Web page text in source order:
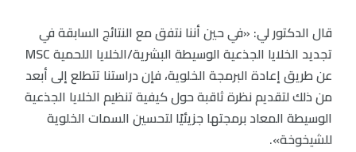
قال الدكتور لي: «في حين أننا نتفق مع النتائج السابقة في
تجديد الخلايا الجذعية الوسيطة البشرية/الخلايا اللحمية MSC
عن طريق إعادة البرمجة الخلوية، فإن دراستنا تتطلع إلى أبعد
من ذلك لتقديم نظرة ثاقبة حول كيفية تنظيم الخلايا الجذعية
الوسيطة المعاد برمجتها جزيئيًا لتحسين السمات الخلوية
للشيخوخة».